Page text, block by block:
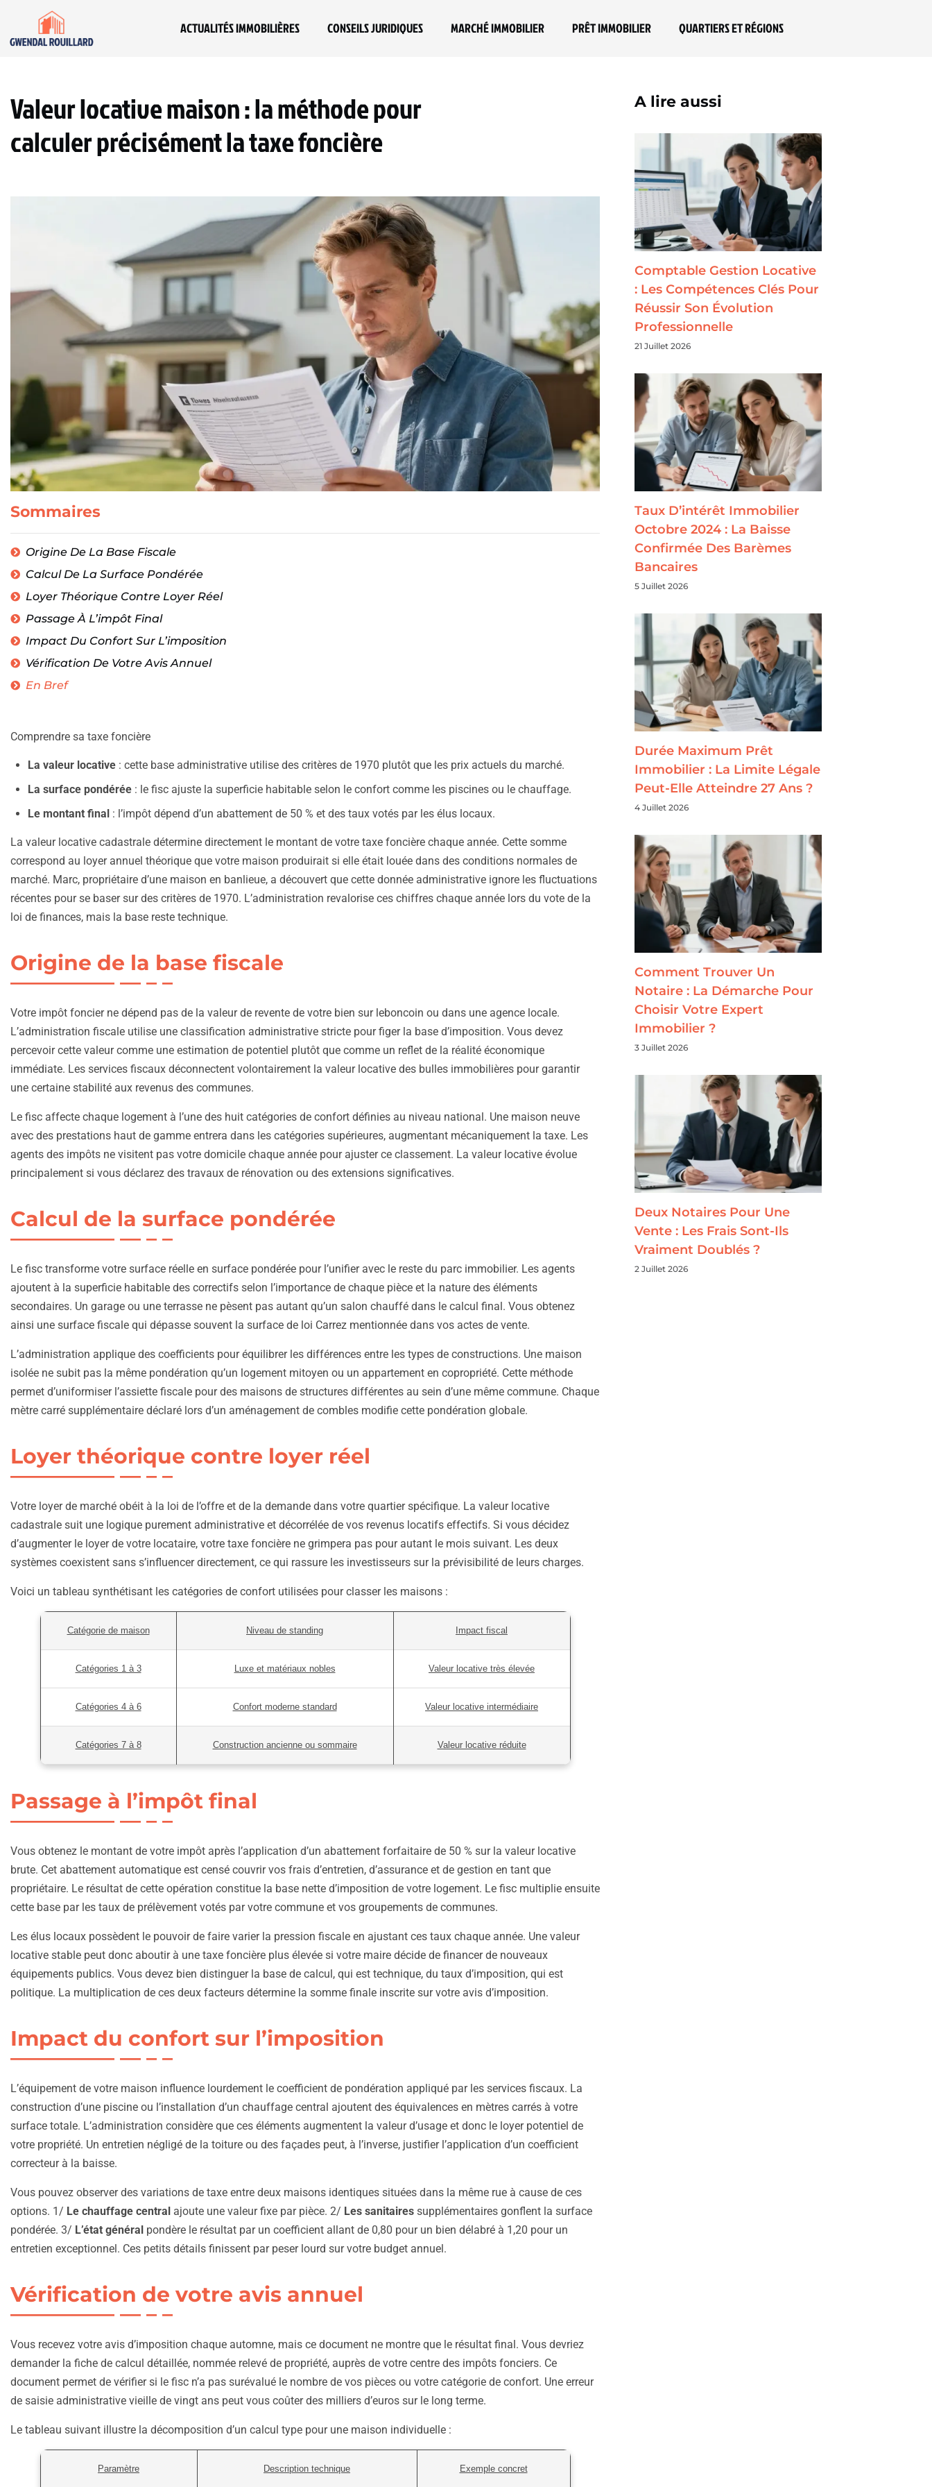
ACTUALITÉS IMMOBILIÈRES CONSEILS JURIDIQUES MARCHÉ IMMOBILIER PRÊT IMMOBILIER QUARTIERS ET RÉGIONS
Valeur locative maison : la méthode pour
calculer précisément la taxe foncière
Sommaires
Origine De La Base Fiscale
Calcul De La Surface Pondérée
Loyer Théorique Contre Loyer Réel
Passage À L’impôt Final
Impact Du Confort Sur L’imposition
Vérification De Votre Avis Annuel
En Bref
Comprendre sa taxe foncière
La valeur locative : cette base administrative utilise des critères de 1970 plutôt que les prix actuels du marché.
La surface pondérée : le fisc ajuste la superficie habitable selon le confort comme les piscines ou le chauffage.
Le montant final : l’impôt dépend d’un abattement de 50 % et des taux votés par les élus locaux.
La valeur locative cadastrale détermine directement le montant de votre taxe foncière chaque année. Cette somme
correspond au loyer annuel théorique que votre maison produirait si elle était louée dans des conditions normales de
marché. Marc, propriétaire d’une maison en banlieue, a découvert que cette donnée administrative ignore les fluctuations
récentes pour se baser sur des critères de 1970. L’administration revalorise ces chiffres chaque année lors du vote de la
loi de finances, mais la base reste technique.
Origine de la base fiscale
Votre impôt foncier ne dépend pas de la valeur de revente de votre bien sur leboncoin ou dans une agence locale.
L’administration fiscale utilise une classification administrative stricte pour figer la base d’imposition. Vous devez
percevoir cette valeur comme une estimation de potentiel plutôt que comme un reflet de la réalité économique
immédiate. Les services fiscaux déconnectent volontairement la valeur locative des bulles immobilières pour garantir
une certaine stabilité aux revenus des communes.
Le fisc affecte chaque logement à l’une des huit catégories de confort définies au niveau national. Une maison neuve
avec des prestations haut de gamme entrera dans les catégories supérieures, augmentant mécaniquement la taxe. Les
agents des impôts ne visitent pas votre domicile chaque année pour ajuster ce classement. La valeur locative évolue
principalement si vous déclarez des travaux de rénovation ou des extensions significatives.
Calcul de la surface pondérée
Le fisc transforme votre surface réelle en surface pondérée pour l’unifier avec le reste du parc immobilier. Les agents
ajoutent à la superficie habitable des correctifs selon l’importance de chaque pièce et la nature des éléments
secondaires. Un garage ou une terrasse ne pèsent pas autant qu’un salon chauffé dans le calcul final. Vous obtenez
ainsi une surface fiscale qui dépasse souvent la surface de loi Carrez mentionnée dans vos actes de vente.
L’administration applique des coefficients pour équilibrer les différences entre les types de constructions. Une maison
isolée ne subit pas la même pondération qu’un logement mitoyen ou un appartement en copropriété. Cette méthode
permet d’uniformiser l’assiette fiscale pour des maisons de structures différentes au sein d’une même commune. Chaque
mètre carré supplémentaire déclaré lors d’un aménagement de combles modifie cette pondération globale.
Loyer théorique contre loyer réel
Votre loyer de marché obéit à la loi de l’offre et de la demande dans votre quartier spécifique. La valeur locative
cadastrale suit une logique purement administrative et décorrélée de vos revenus locatifs effectifs. Si vous décidez
d’augmenter le loyer de votre locataire, votre taxe foncière ne grimpera pas pour autant le mois suivant. Les deux
systèmes coexistent sans s’influencer directement, ce qui rassure les investisseurs sur la prévisibilité de leurs charges.
Voici un tableau synthétisant les catégories de confort utilisées pour classer les maisons :
Catégorie de maison Niveau de standing Impact fiscal
Catégories 1 à 3 Luxe et matériaux nobles Valeur locative très élevée
Catégories 4 à 6 Confort moderne standard Valeur locative intermédiaire
Catégories 7 à 8 Construction ancienne ou sommaire Valeur locative réduite
Passage à l’impôt final
Vous obtenez le montant de votre impôt après l’application d’un abattement forfaitaire de 50 % sur la valeur locative
brute. Cet abattement automatique est censé couvrir vos frais d’entretien, d’assurance et de gestion en tant que
propriétaire. Le résultat de cette opération constitue la base nette d’imposition de votre logement. Le fisc multiplie ensuite
cette base par les taux de prélèvement votés par votre commune et vos groupements de communes.
Les élus locaux possèdent le pouvoir de faire varier la pression fiscale en ajustant ces taux chaque année. Une valeur
locative stable peut donc aboutir à une taxe foncière plus élevée si votre maire décide de financer de nouveaux
équipements publics. Vous devez bien distinguer la base de calcul, qui est technique, du taux d’imposition, qui est
politique. La multiplication de ces deux facteurs détermine la somme finale inscrite sur votre avis d’imposition.
Impact du confort sur l’imposition
L’équipement de votre maison influence lourdement le coefficient de pondération appliqué par les services fiscaux. La
construction d’une piscine ou l’installation d’un chauffage central ajoutent des équivalences en mètres carrés à votre
surface totale. L’administration considère que ces éléments augmentent la valeur d’usage et donc le loyer potentiel de
votre propriété. Un entretien négligé de la toiture ou des façades peut, à l’inverse, justifier l’application d’un coefficient
correcteur à la baisse.
Vous pouvez observer des variations de taxe entre deux maisons identiques situées dans la même rue à cause de ces
options. 1/ Le chauffage central ajoute une valeur fixe par pièce. 2/ Les sanitaires supplémentaires gonflent la surface
pondérée. 3/ L’état général pondère le résultat par un coefficient allant de 0,80 pour un bien délabré à 1,20 pour un
entretien exceptionnel. Ces petits détails finissent par peser lourd sur votre budget annuel.
Vérification de votre avis annuel
Vous recevez votre avis d’imposition chaque automne, mais ce document ne montre que le résultat final. Vous devriez
demander la fiche de calcul détaillée, nommée relevé de propriété, auprès de votre centre des impôts fonciers. Ce
document permet de vérifier si le fisc n’a pas surévalué le nombre de vos pièces ou votre catégorie de confort. Une erreur
de saisie administrative vieille de vingt ans peut vous coûter des milliers d’euros sur le long terme.
Le tableau suivant illustre la décomposition d’un calcul type pour une maison individuelle :
Paramètre Description technique Exemple concret
A lire aussi
Comptable Gestion Locative
: Les Compétences Clés Pour
Réussir Son Évolution
Professionnelle
21 Juillet 2026
Taux D’intérêt Immobilier
Octobre 2024 : La Baisse
Confirmée Des Barèmes
Bancaires
5 Juillet 2026
Durée Maximum Prêt
Immobilier : La Limite Légale
Peut-Elle Atteindre 27 Ans ?
4 Juillet 2026
Comment Trouver Un
Notaire : La Démarche Pour
Choisir Votre Expert
Immobilier ?
3 Juillet 2026
Deux Notaires Pour Une
Vente : Les Frais Sont-Ils
Vraiment Doublés ?
2 Juillet 2026